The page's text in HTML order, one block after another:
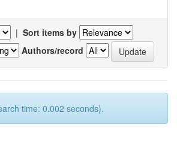
| Sort items by
Authors/record
time: 0.002 seconds).